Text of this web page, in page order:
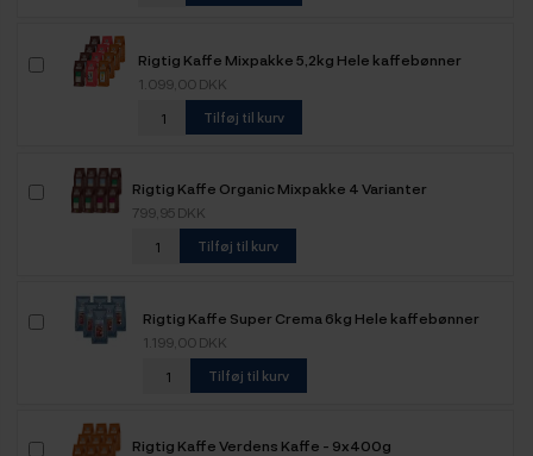
Rigtig Kaffe Mixpakke 5,2kg Hele kaffebønner
1.099,00 DKK
Tilføj til kurv
Rigtig Kaffe Organic Mixpakke 4 Varianter
799,95 DKK
Tilføj til kurv
Rigtig Kaffe Super Crema 6kg Hele kaffebønner
1.199,00 DKK
Tilføj til kurv
Rigtig Kaffe Verdens Kaffe - 9x400g